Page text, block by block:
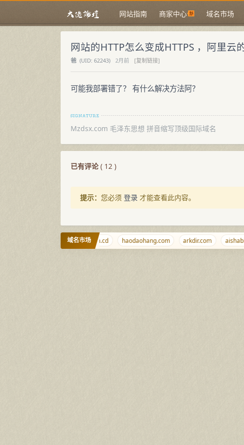
网站指南 商家中心 域名市场
网站的HTTP怎么变成HTTPS ，阿里云
爸 (UID: 62243) 2月前
[复制链接]
可能我部署错了？ 有什么解决方法阿？
Mzdsx.com 毛泽东思想 拼音缩写顶级国际域名
已有评论( 12 )
提示： 您必须 登录 才能查看此内容。
域名市场
b.kiwi m.cd haodaohang.com arkdir.com